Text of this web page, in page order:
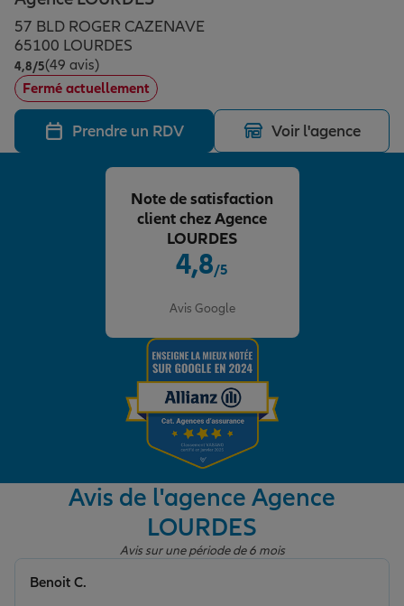
Assurance emprunteur
Prévoyance et dépendance
Assurance animal de compagnie
Protection de la famille
Protection juridique
Épargne & retraite
Plan épargne retraite
Assurance vie
Placements financiers
Investissements immobiliers
Transmission
Vos projets
Partir en vacances
Départ à la retraite
Préparer l’avenir
Conseil assurance
Assurance habitation
Le Pack Famille
Garantie des accidents de la vie
Assurance scolaire
Allianz en France
57 BLD ROGER CAZENAVE
65100 LOURDES
4,8/5Note de 4.8 sur 5
(49 avis)
Fermé actuellement
Prendre un RDV Voir l'agence
4,8/5
Avis Google
Note de satisfaction
client chez Agence
LOURDES
Avis de l'agence Agence
LOURDES
Avis sur une période de 6 mois
Benoit C.